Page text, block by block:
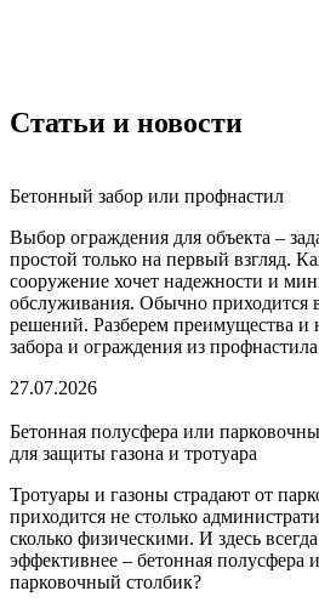
Статьи и новости
Бетонный забор или профнастил
Выбор ограждения для объекта –
простой только на первый взгляд.
сооружение хочет надежности и
обслуживания. Обычно приходится
решений. Разберем преимущества и
забора и ограждения из
27.07.2026
Бетонная полусфера или
для защиты газона и тротуара
Тротуары и газоны страдают от
приходится не столько
сколько физическими. И здесь
эффективнее – бетонная полусфера
парковочный столбик?